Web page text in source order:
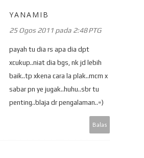
YANAMIB
25 Ogos 2011 pada 2:48 PTG
payah tu dia rs apa dia dpt
xcukup..niat dia bgs, nk jd lebih
baik..tp xkena cara la plak..mcm x
sabar pn ye jugak..huhu..sbr tu
penting..blaja dr pengalaman..=)
Balas